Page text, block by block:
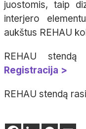
juostomis, taip
interjero
aukštus REHAU
REHAU
Registracija >
REHAU stendą